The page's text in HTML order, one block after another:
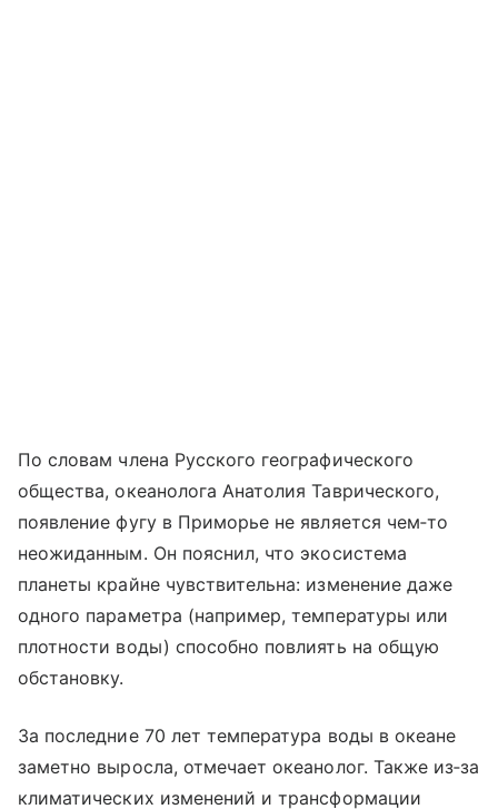
По словам члена Русского географического
общества, океанолога Анатолия Таврического,
появление фугу в Приморье не является чем‑то
неожиданным. Он пояснил, что экосистема
планеты крайне чувствительна: изменение даже
одного параметра (например, температуры или
плотности воды) способно повлиять на общую
обстановку.
За последние 70 лет температура воды в океане
заметно выросла, отмечает океанолог. Также из‑за
климатических изменений и трансформации